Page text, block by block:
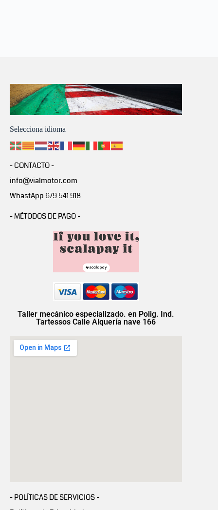
Selecciona idioma
- CONTACTO -
info@vialmotor.com
WhastApp 679 541 918
- MÉTODOS DE PAGO -
Taller mecánico especializado. en Polig. Ind.
Tartessos Calle Alquería nave 166
- POLÍTICAS DE SERVICIOS -